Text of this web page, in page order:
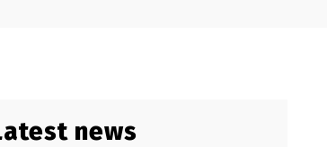
news